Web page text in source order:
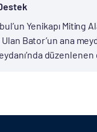
Yenikapı Miting
Bator’un ana